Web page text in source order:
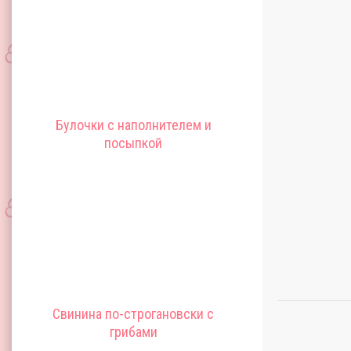
Булочки с наполнителем и
посыпкой
Свинина по-строгановски с
грибами